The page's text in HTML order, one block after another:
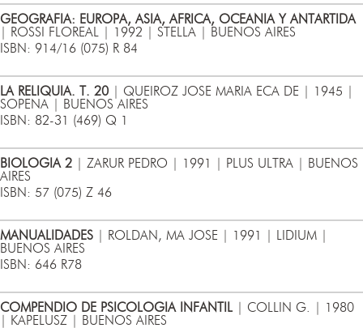
GEOGRAFIA: EUROPA, ASIA, AFRICA, OCEANIA Y ANTARTIDA
| ROSSI FLOREAL | 1992 | STELLA | BUENOS AIRES
ISBN: 914/16 (075) R 84
LA RELIQUIA. T. 20 | QUEIROZ JOSE MARIA ECA DE | 1945 |
SOPENA | BUENOS AIRES
ISBN: 82-31 (469) Q 1
BIOLOGIA 2 | ZARUR PEDRO | 1991 | PLUS ULTRA | BUENOS
AIRES
ISBN: 57 (075) Z 46
MANUALIDADES | ROLDAN, MA JOSE | 1991 | LIDIUM |
BUENOS AIRES
ISBN: 646 R78
COMPENDIO DE PSICOLOGIA INFANTIL | COLLIN G. | 1980
| KAPELUSZ | BUENOS AIRES